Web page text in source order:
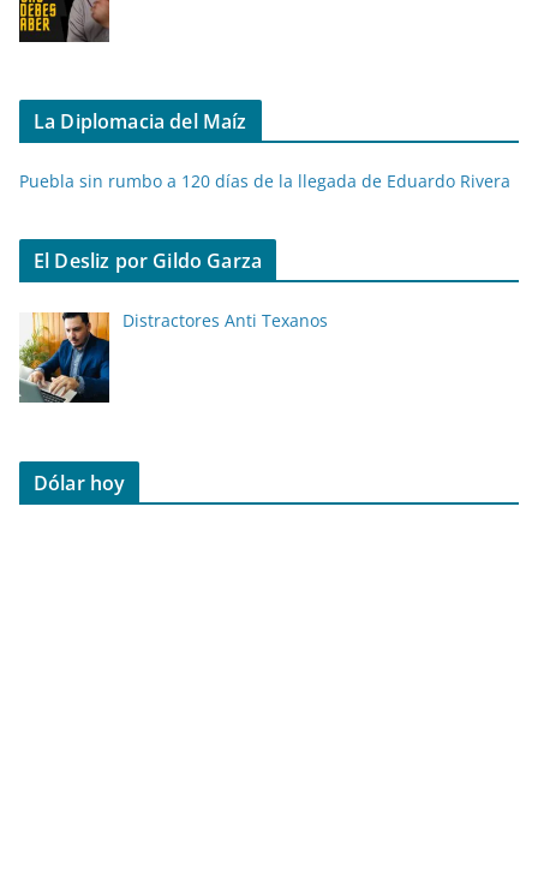
La Diplomacia del Maíz
Puebla sin rumbo a 120 días de la llegada de Eduardo Rivera
El Desliz por Gildo Garza
Distractores Anti Texanos
Dólar hoy